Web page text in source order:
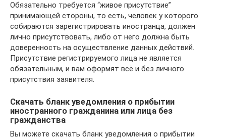
Обязательно требуется “живое присутствие”
принимающей стороны, то есть, человек у которого
собираются зарегистрировать иностранца, должен
лично присутствовать, либо от него должна быть
доверенность на осуществление данных действий.
Присутствие регистрируемого лица не является
обязательным, и вам оформят всё и без личного
присутствия заявителя.
Скачать бланк уведомления о прибытии
иностранного гражданина или лица без
гражданства
Вы можете скачать бланк уведомления о прибытии